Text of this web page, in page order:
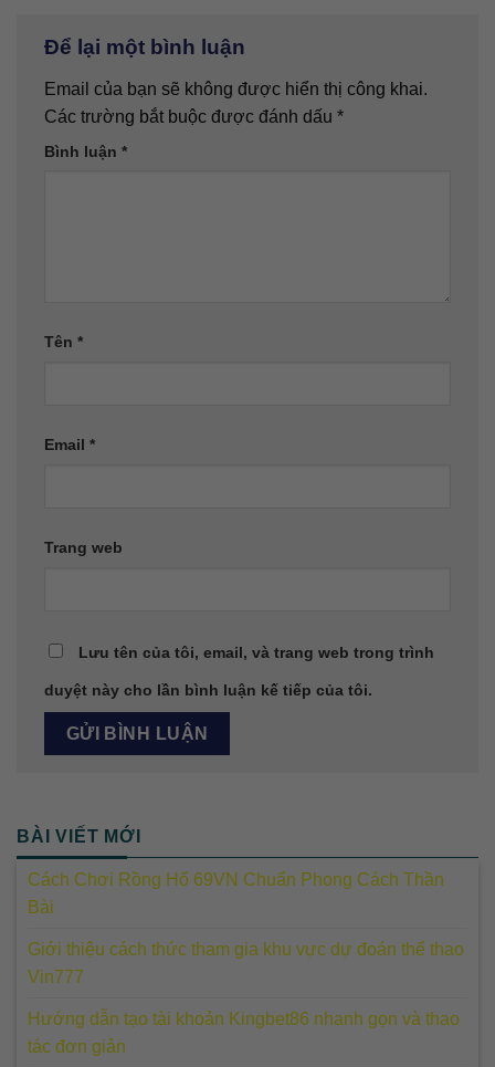
Để lại một bình luận
Email của bạn sẽ không được hiển thị công khai.
Các trường bắt buộc được đánh dấu *
Bình luận *
Tên *
Email *
Trang web
Lưu tên của tôi, email, và trang web trong trình
duyệt này cho lần bình luận kế tiếp của tôi.
BÀI VIẾT MỚI
Cách Chơi Rồng Hổ 69VN Chuẩn Phong Cách Thần
Bài
Giới thiệu cách thức tham gia khu vực dự đoán thể thao
Vin777
Hướng dẫn tạo tài khoản Kingbet86 nhanh gọn và thao
tác đơn giản